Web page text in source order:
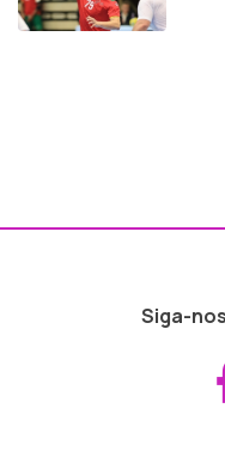
Siga-